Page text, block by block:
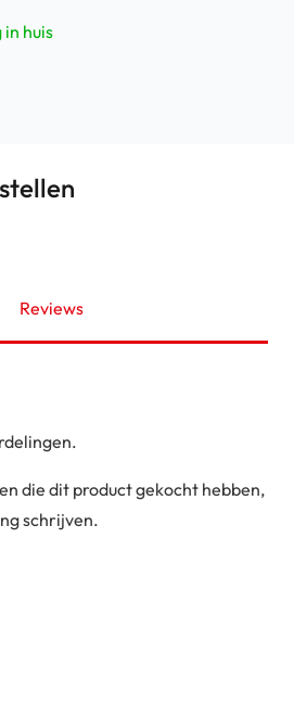
huis
Reviews
die dit product gekocht hebben,
schrijven.